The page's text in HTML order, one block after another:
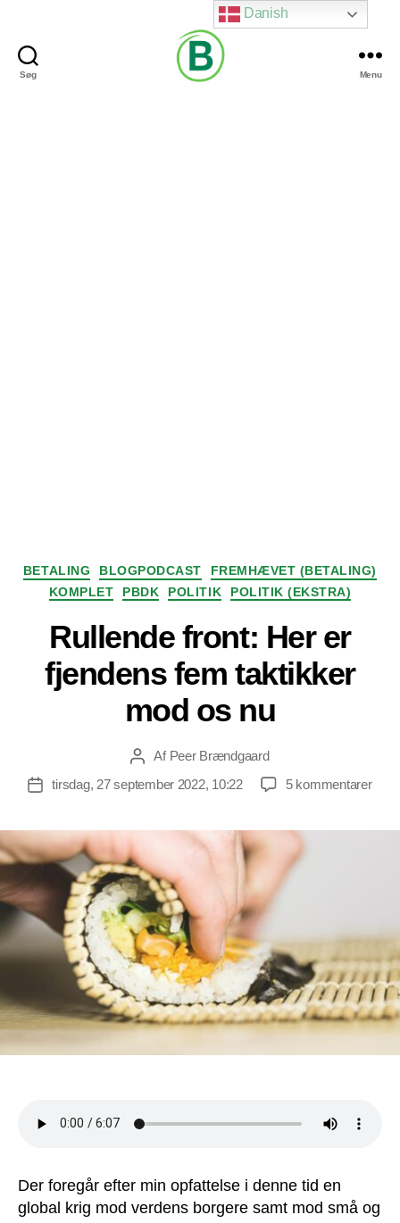
Søg Menu
Kategorier
BETALING BLOGPODCAST
FREMHÆVET (BETALING)
KOMPLET
PBDK POLITIK POLITIK (EKSTRA)
Rullende front: Her er
fjendens fem taktikker
mod os nu
Indlægsforfatter
Af Peer Brændgaard
Indlægsdato
tirsdag, 27 september 2022, 10:22 5 kommentarertil
mod
os
nu
Der foregår efter min opfattelse i denne tid en
global krig mod verdens borgere samt mod små og
Danish